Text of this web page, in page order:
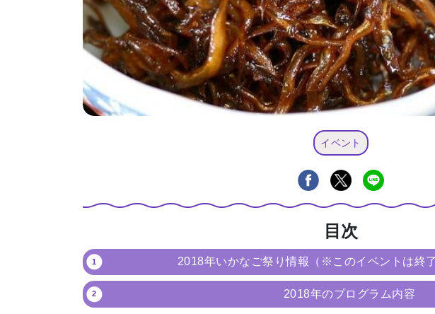
イベント
目次
2018年いかなご祭り情報（※このイベントは終
2018年のプログラム内容